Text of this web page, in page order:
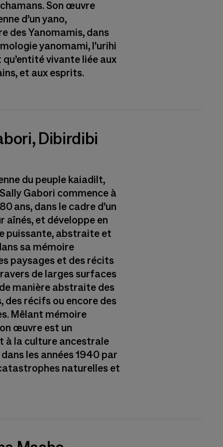
Son œuvre
d’un yano,
des Yanomamis, dans
yanomami, l'urihi
vivante liée aux
et aux esprits.
Dibirdibi
du peuple kaiadilt,
Gabori commence à
ans, dans le cadre d’un
et développe en
puissante, abstraite et
sa mémoire
paysages et des récits
de larges surfaces
manière abstraite des
des récifs ou encore des
Mêlant mémoire
œuvre est un
à la culture ancestrale
les années 1940 par
naturelles et